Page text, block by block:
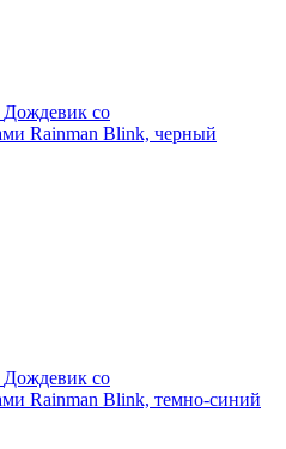
Дождевик со
Rainman Blink, черный
Дождевик со
Rainman Blink, темно-синий